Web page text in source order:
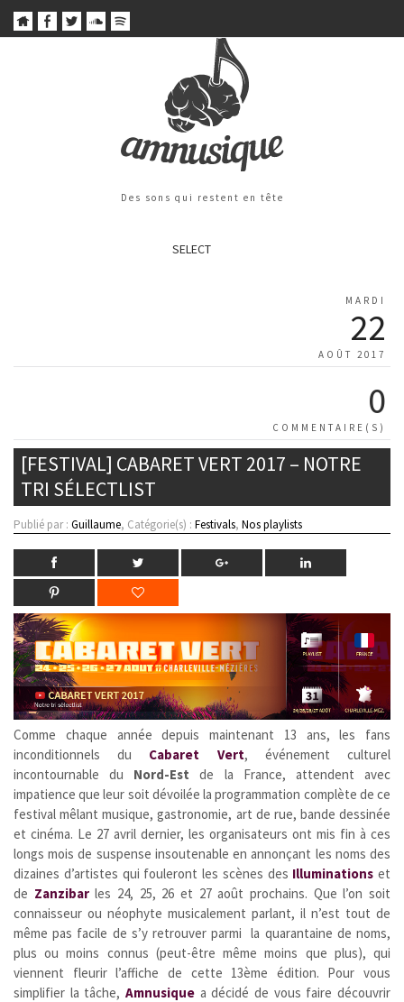
Des sons qui restent en tête
SELECT
MARDI
22
AOÛT 2017
0
COMMENTAIRE(S)
[FESTIVAL] CABARET VERT 2017 – NOTRE
TRI SÉLECTLIST
Publié par : Guillaume, Catégorie(s) : Festivals, Nos playlists
Comme chaque année depuis maintenant 13 ans, les fans
inconditionnels du Cabaret Vert, événement culturel
incontournable du Nord-Est de la France, attendent avec
impatience que leur soit dévoilée la programmation complète de ce
festival mêlant musique, gastronomie, art de rue, bande dessinée
et cinéma. Le 27 avril dernier, les organisateurs ont mis fin à ces
longs mois de suspense insoutenable en annonçant les noms des
dizaines d’artistes qui fouleront les scènes des Illuminations et
de Zanzibarles 24, 25, 26 et 27 août prochains. Que l’on soit
connaisseur ou néophyte musicalement parlant, il n’est tout de
même pas facile de s’y retrouver parmi la quarantaine de noms,
plus ou moins connus (peut-être même moins que plus), qui
viennent fleurir l’affiche de cette 13ème édition. Pour vous
simplifier la tâche, Amnusique a décidé de vous faire découvrir